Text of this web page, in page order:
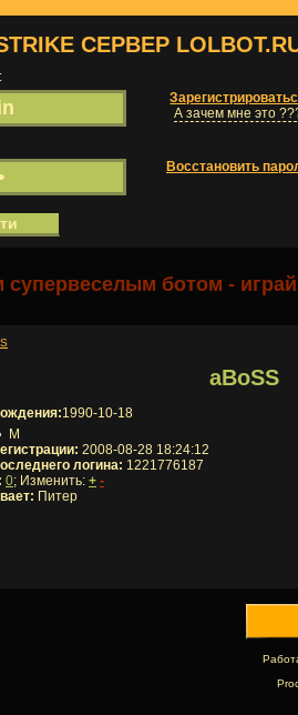
СЕРВЕР
А зачем мне это
Восстановить
супервеселым ботом -
aBoSS
1990-10-18
М
2008-08-28 18:24:12
логина: 1221776187
0; Изменить: + -
Питер